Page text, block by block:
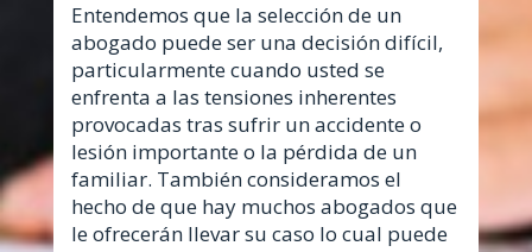
Entendemos que la selección de un
abogado puede ser una decisión difícil,
particularmente cuando usted se
enfrenta a las tensiones inherentes
provocadas tras sufrir un accidente o
lesión importante o la pérdida de un
familiar. También consideramos el
hecho de que hay muchos abogados que
le ofrecerán llevar su caso lo cual puede